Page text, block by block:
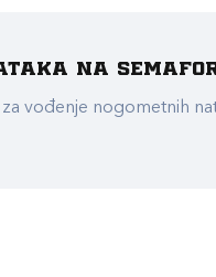
na
vođenje nogometnih